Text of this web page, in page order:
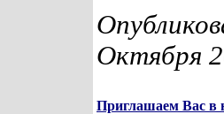
Октября
Приглашаем Вас в